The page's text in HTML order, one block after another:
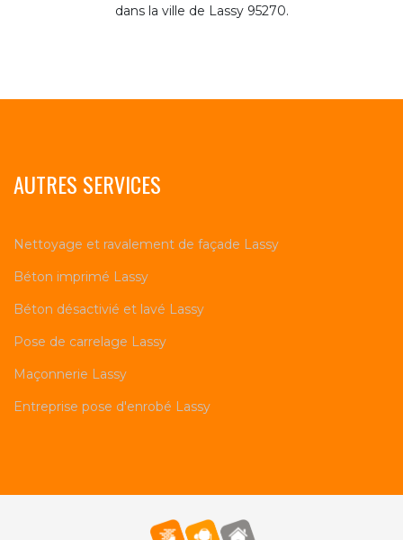
dans la ville de Lassy 95270.
AUTRES SERVICES
Nettoyage et ravalement de façade Lassy
Béton imprimé Lassy
Béton désactivié et lavé Lassy
Pose de carrelage Lassy
Maçonnerie Lassy
Entreprise pose d'enrobé Lassy